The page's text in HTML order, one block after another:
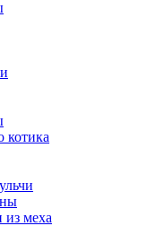
котика
меха